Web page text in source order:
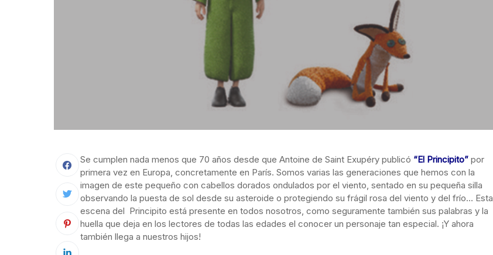
Se cumplen nada menos que 70 años desde que Antoine de Saint Exupéry publicó “El Principito” por
primera vez en Europa, concretamente en París. Somos varias las generaciones que hemos con la
imagen de este pequeño con cabellos dorados ondulados por el viento, sentado en su pequeña silla
observando la puesta de sol desde su asteroide o protegiendo su frágil rosa del viento y del frío… Esta
escena del Principito está presente en todos nosotros, como seguramente también sus palabras y la
huella que deja en los lectores de todas las edades el conocer un personaje tan especial. ¡Y ahora
también llega a nuestros hijos!